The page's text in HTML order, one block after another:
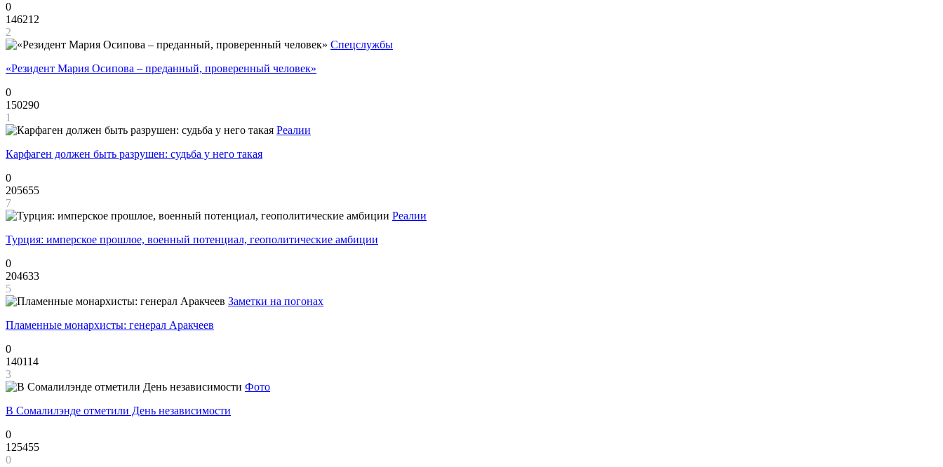
0
146212
2
Спецслужбы
«Резидент Мария Осипова – преданный, проверенный человек»
0
150290
1
Реалии
Карфаген должен быть разрушен: судьба у него такая
0
205655
7
Реалии
Турция: имперское прошлое, военный потенциал, геополитические амбиции
0
204633
5
Заметки на погонах
Пламенные монархисты: генерал Аракчеев
0
140114
3
Фото
В Сомалилэнде отметили День независимости
0
125455
0